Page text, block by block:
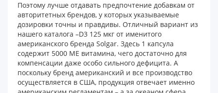
Поэтому лучше отдавать предпочтение добавкам от
авторитетных брендов, у которых указываемые
дозировки точны и правдивы. Отличный вариант из
нашего каталога –D3 125 мкг от именитого
американского бренда Solgar. Здесь 1 капсула
содержит 5000 МЕ витамина, чего достаточно для
компенсации даже особо сильного дефицита. А
поскольку бренд американский и все производство
осуществляется в США, продукция отвечает именно